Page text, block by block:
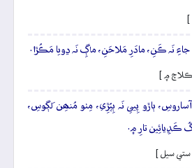
جاءِ نَہ ڪَنِ، مادَرِ مَلاحَنِ، ماڳِ نَہ ڍويا مَڪُڙا.
۾ ]
ٻاڙو پِيي نَہ ٻِپُڙِي، مِٺو مُنھِن لَڳوسِ،
ڪَڍِيائِين تارِ ۾.
ستي سيل ]